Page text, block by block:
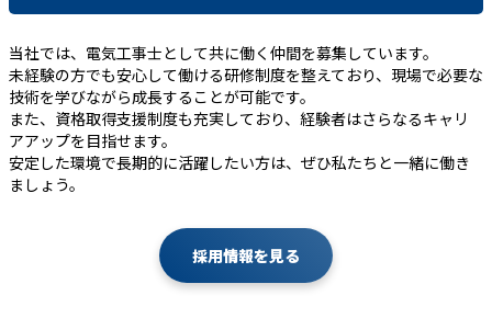
当社では、電気工事士として共に働く仲間を募集しています。
未経験の方でも安心して働ける研修制度を整えており、現場で必要な
技術を学びながら成長することが可能です。
また、資格取得支援制度も充実しており、経験者はさらなるキャリ
アアップを目指せます。
安定した環境で長期的に活躍したい方は、ぜひ私たちと一緒に働き
ましょう。
採用情報を見る